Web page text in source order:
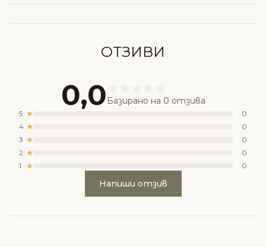
ОТЗИВИ
0,0 Базирано на 0 отзива
5
0
4
0
3
0
2
0
1
0
Напиши отзив